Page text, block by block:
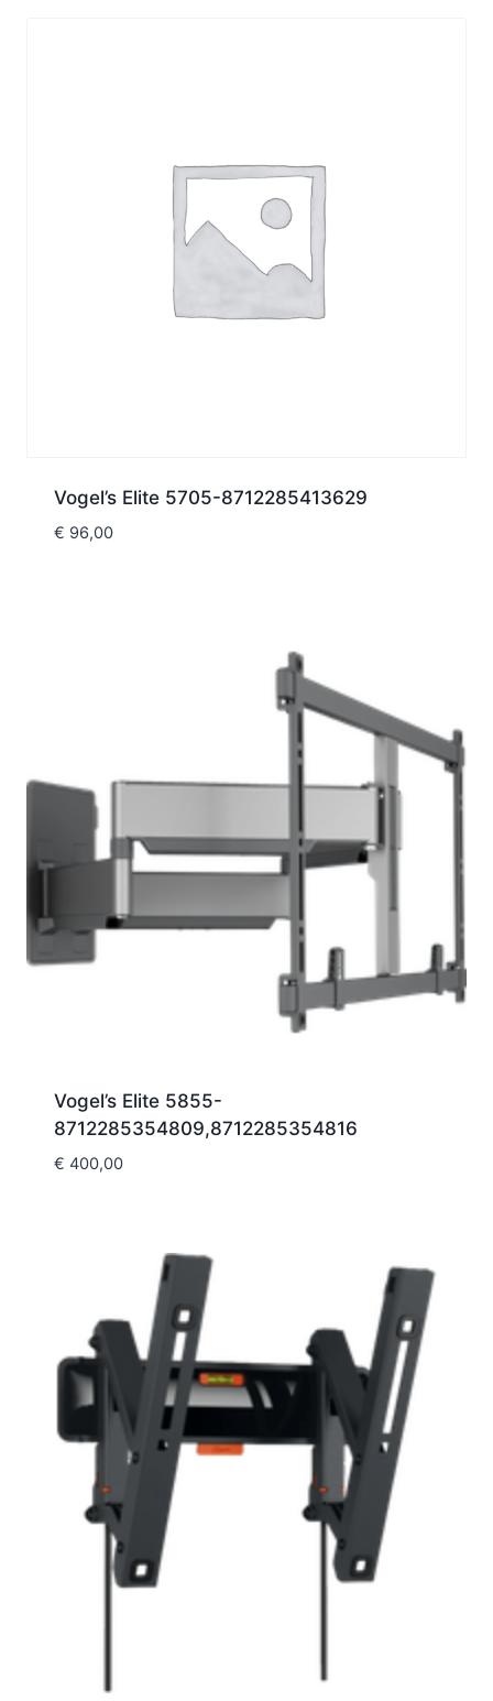
Vogel’s Elite 5705-8712285413629
€ 96,00
Vogel’s Elite 5855-
8712285354809,8712285354816
€ 400,00